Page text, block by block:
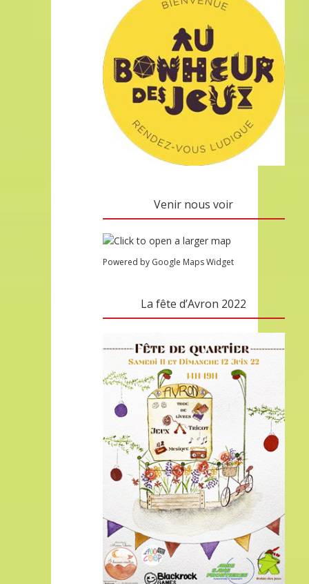
Venir nous voir
Powered by Google Maps Widget
La fête d’Avron 2022